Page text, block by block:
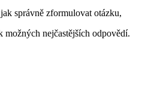
správně zformulovat otázku,
nejčastějších odpovědí.